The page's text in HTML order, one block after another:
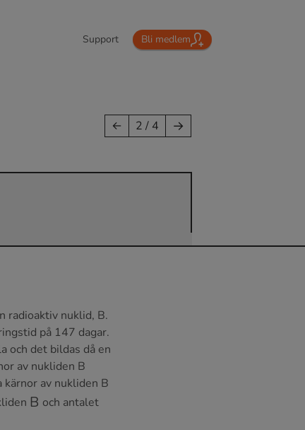
Support Bli medlem
← 2 / 4 →
radioaktiv nuklid, B.
på 147 dagar.
och det bildas då en
av nukliden B
av nukliden B
B
och antalet